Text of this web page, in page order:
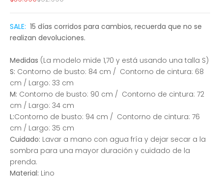
SALE: 15 días corridos para cambios, recuerda que no se
realizan devoluciones.
Medidas (La modelo mide 1,70 y está usando una talla S)
S: Contorno de busto: 84 cm / Contorno de cintura: 68
cm / Largo: 33 cm
M: Contorno de busto: 90 cm / Contorno de cintura: 72
cm / Largo: 34 cm
L:Contorno de busto: 94 cm / Contorno de cintura: 76
cm / Largo: 35 cm
Cuidado: Lavar a mano con agua fría y dejar secar a la
sombra para una mayor duración y cuidado de la
prenda.
Material: Lino